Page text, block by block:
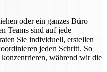
oder ein ganzes Büro
Teams sind auf jede
Sie individuell, erstellen
jeden Schritt. So
während wir die